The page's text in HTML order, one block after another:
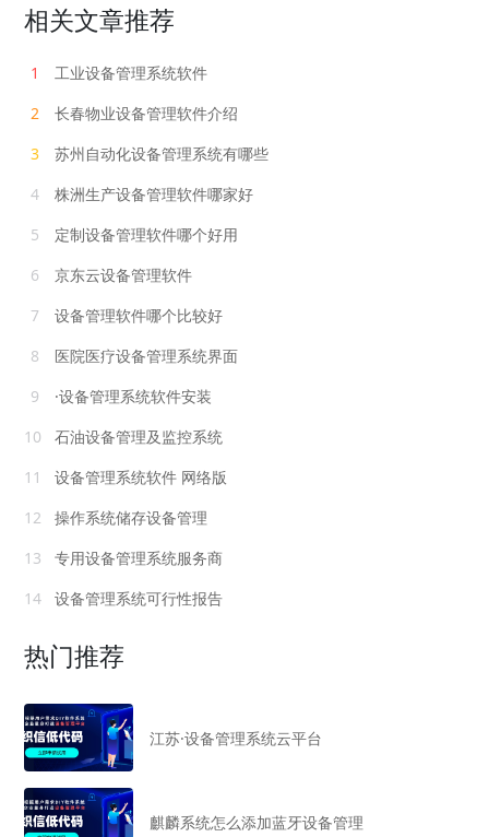
相关文章推荐
1
工业设备管理系统软件
2
长春物业设备管理软件介绍
3
苏州自动化设备管理系统有哪些
4
株洲生产设备管理软件哪家好
5
定制设备管理软件哪个好用
6
京东云设备管理软件
7
设备管理软件哪个比较好
8
医院医疗设备管理系统界面
9
·设备管理系统软件安装
10
石油设备管理及监控系统
11
设备管理系统软件 网络版
12
操作系统储存设备管理
13
专用设备管理系统服务商
14
设备管理系统可行性报告
热门推荐
江苏·设备管理系统云平台
麒麟系统怎么添加蓝牙设备管理